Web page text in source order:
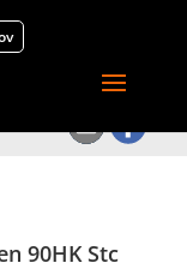
90HK Stc